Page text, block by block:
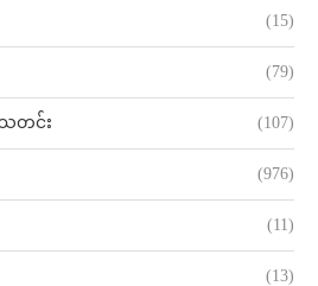
(15)
(79)
တင်း (107)
(976)
(11)
(13)